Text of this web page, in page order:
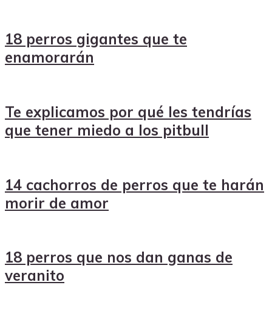
18 perros gigantes que te
enamorarán
Te explicamos por qué les tendrías
que tener miedo a los pitbull
14 cachorros de perros que te harán
morir de amor
18 perros que nos dan ganas de
veranito